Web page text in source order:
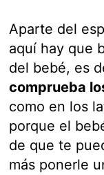
Aparte del
aquí hay que
del bebé, es
comprueba
como en los
porque el
de que te
más ponerle